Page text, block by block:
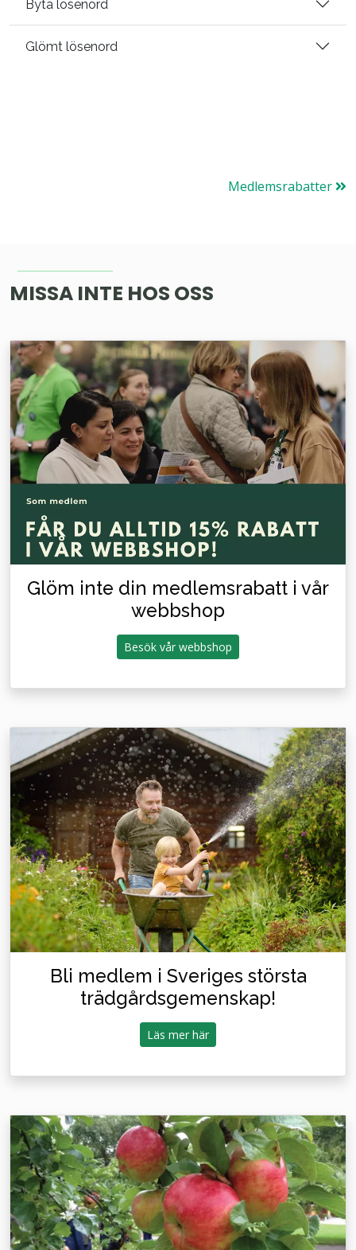
Byta lösenord
Glömt lösenord
Medlemsrabatter
MISSA INTE HOS OSS
Glöm inte din medlemsrabatt i vår
webbshop
Besök vår webbshop
Bli medlem i Sveriges största
trädgårdsgemenskap!
Läs mer här